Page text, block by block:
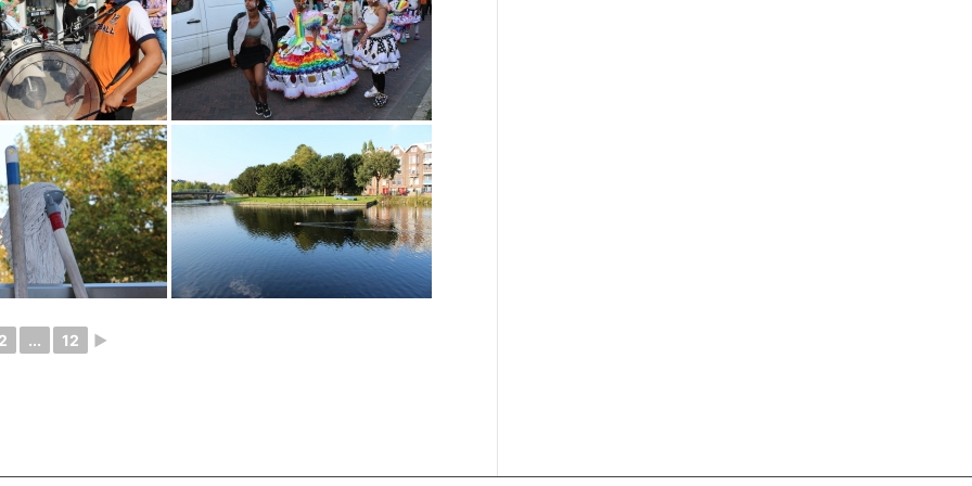
... 12 ►